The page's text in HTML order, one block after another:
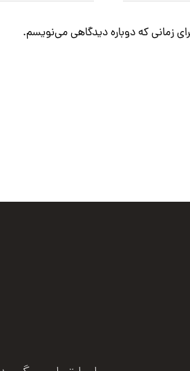
زمانی که دوباره دیدگاهی می‌نویسم.